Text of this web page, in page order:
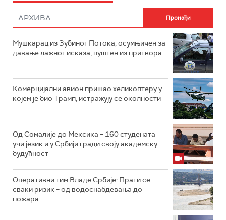
Мушкарац из Зубиног Потока, осумњичен за
давање лажног исказа, пуштен из притвора
Комерцијални авион пришао хеликоптеру у
којем је био Трамп, истражују се околности
Од Сомалије до Мексика – 160 студената
учи језик и у Србији гради своју академску
будућност
Оперативни тим Владе Србије: Прати се
сваки ризик – од водоснабдевања до
пожара